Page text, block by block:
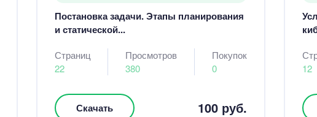
Постановка задачи. Этапы планирования
и статической...
Страниц
22
Просмотров
380
Покупок
0
Скачать 100 руб.
12